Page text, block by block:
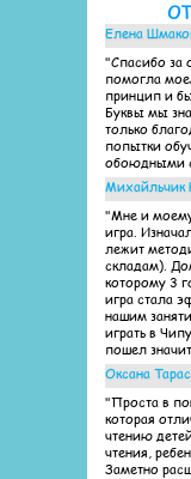
Елена
"Спасибо за
помогла
принцип и
Буквы мы
только
попытки
обоюдными
"Мне и моему
игра.
лежит
складам).
которому 3
игра стала
нашим
играть в
пошел
Оксана
"Проста в
которая
чтению
чтения,
Заметно